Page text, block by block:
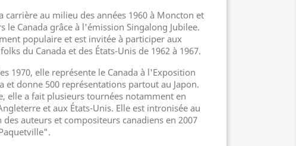
carrière au milieu des années 1960 à Moncton et
le Canada grâce à l'émission Singalong Jubilee.
populaire et est invitée à participer aux
du Canada et des États-Unis de 1962 à 1967.
1970, elle représente le Canada à l'Exposition
et donne 500 représentations partout au Japon.
elle a fait plusieurs tournées notamment en
et aux États-Unis. Elle est intronisée au
des auteurs et compositeurs canadiens en 2007